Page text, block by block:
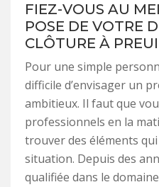
FIEZ-VOUS AU
POSE DE VOTRE
CLÔTURE À
Pour une simple
difficile d’envisager un
ambitieux. Il faut que
professionnels en la
trouver des éléments
situation. Depuis des
qualifiée dans le